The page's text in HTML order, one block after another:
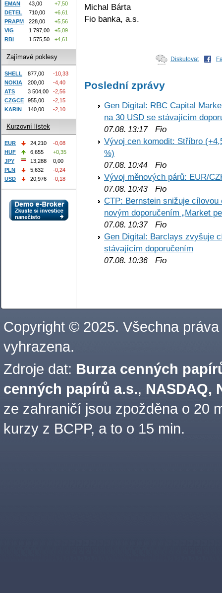
Michal Bárta
Fio banka, a.s.
Diskutovat
Poslední zprávy
Gen Digital: RBC Capital
na 30 USD se stávajícím
07.08. 13:17Fio
Vývoj cen komodit: Stříbro
%)
07.08. 10:44 Fio
Vývoj měnových párů: EUR/
07.08. 10:43 Fio
CTP: Bernstein snižuje
novým doporučením „Market
07.08. 10:37Fio
Gen Digital: Barclays zvyšuje
stávajícím doporučením
07.08. 10:36 Fio
EMAN 43,00
+7,50
DETEL
710,00
+6,61
PRAPM
228,00
+5,56
VIG
1 797,00
+5,09
RBI
1 575,50 +4,61
Zajímavé poklesy
SHELL 877,00
-10,33
NOKIA
200,00
-4,40
ATS
3 504,00
-2,56
CZGCE
955,00
-2,15
KARIN
140,00 -2,10
Kurzovní lístek
EUR 24,210
-0,08
HUF
6,655
+0,35
JPY
13,288
0,00
PLN
5,632
-0,24
USD
20,976 -0,18
Copyright © 2025. Všechna práva
vyhrazena.
Zdroje dat: Burza cenných
cenných papírů a.s., NASDAQ,
ze zahraničí jsou zpožděna o 20
kurzy z BCPP, a to o 15 min.